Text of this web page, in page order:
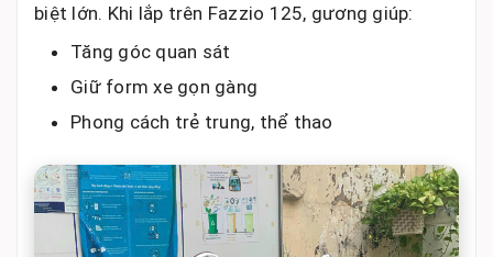
biệt lớn. Khi lắp trên Fazzio 125, gương giúp:
Tăng góc quan sát
Giữ form xe gọn gàng
Phong cách trẻ trung, thể thao